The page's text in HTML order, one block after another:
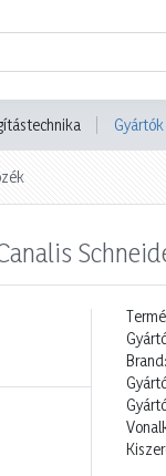
Gyártók
Brand: